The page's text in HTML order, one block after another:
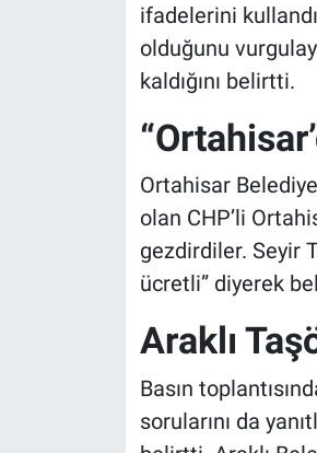
ifadelerini
olduğunu
kaldığını belirtti.
Ortahisar
olan CHP’li
gezdirdiler. Seyir
ücretli” diyerek
Araklı
Basın
sorularını da